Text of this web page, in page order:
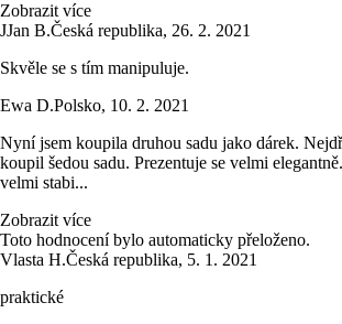
Zobrazit více
JJan B.Česká republika, 26. 2. 2021
Skvěle se s tím manipuluje.
Ewa D.Polsko, 10. 2. 2021
Nyní jsem koupila druhou sadu jako dárek.
koupil šedou sadu. Prezentuje se velmi
velmi stabi...
Zobrazit více
Toto hodnocení bylo automaticky přeloženo.
Vlasta H.Česká republika, 5. 1. 2021
praktické